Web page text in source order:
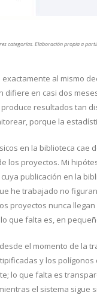
categorías. Elaboración propia a
al mismo
en casi dos
resultados tan
porque la
en la biblioteca cae
los proyectos. Mi
publicación en la
he trabajado no
proyectos nunca
que falta es, en
el momento de la
y los
lo que falta es
el sistema sigue